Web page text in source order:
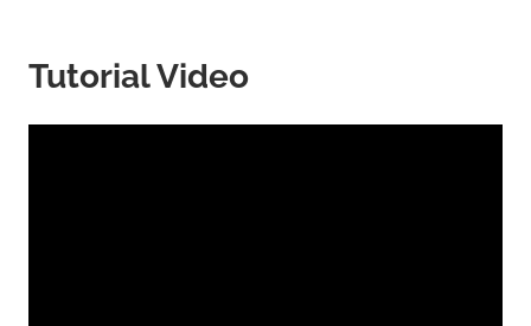
Tutorial Video